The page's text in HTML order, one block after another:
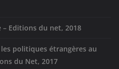
– Editions du net, 2018
politiques étrangères au
du Net, 2017